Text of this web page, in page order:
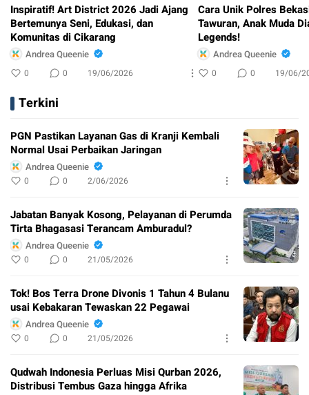
Inspiratif! Art District 2026 Jadi Ajang
Bertemunya Seni, Edukasi, dan
Komunitas di Cikarang
Andrea Queenie
0 0 19/06/2026
Cara Unik Polres
Tawuran, Anak Muda
Legends!
Andrea Queenie
0 0 19/06/
Terkini
PGN Pastikan Layanan Gas di Kranji Kembali
Normal Usai Perbaikan Jaringan
Andrea Queenie
0 0 2/06/2026
Jabatan Banyak Kosong, Pelayanan di Perumda
Tirta Bhagasasi Terancam Amburadul?
Andrea Queenie
0 0 21/05/2026
Tok! Bos Terra Drone Divonis 1 Tahun 4 Bulanu
usai Kebakaran Tewaskan 22 Pegawai
Andrea Queenie
0 0 21/05/2026
Qudwah Indonesia Perluas Misi Qurban 2026,
Distribusi Tembus Gaza hingga Afrika